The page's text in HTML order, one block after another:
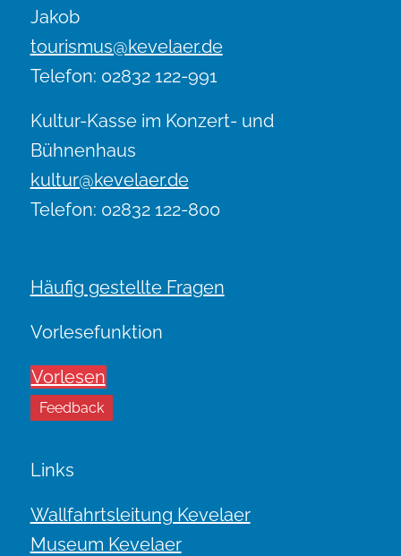
Jakob
tourismus@kevelaer.de
Telefon: 02832 122-991
Kultur-Kasse im Konzert- und
Bühnenhaus
kultur@kevelaer.de
Telefon: 02832 122-800
Häufig gestellte Fragen
Vorlesefunktion
Vorlesen
Feedback
Links
Wallfahrtsleitung Kevelaer
Museum Kevelaer